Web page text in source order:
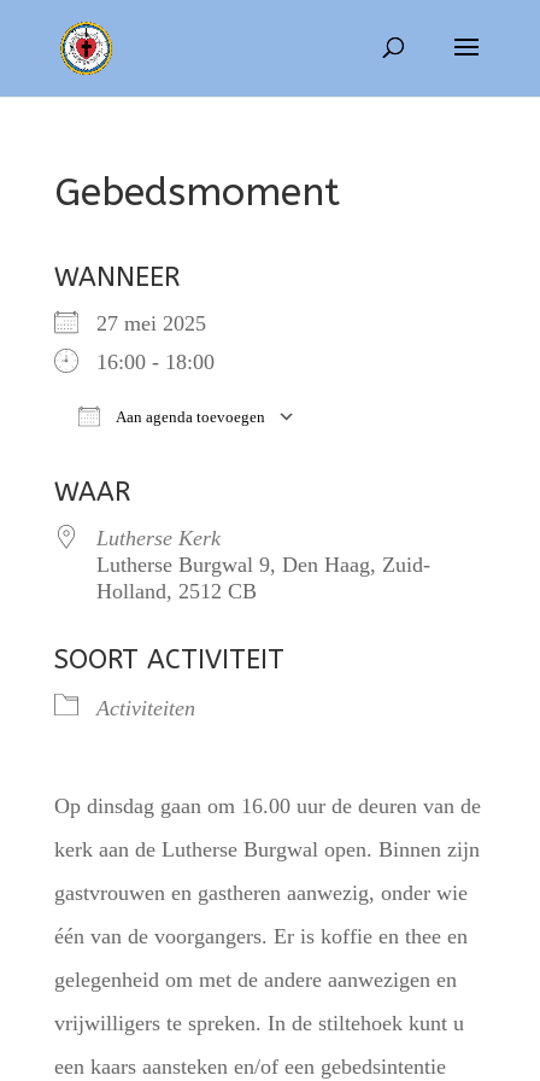
Gebedsmoment
WANNEER
27 mei 2025
16:00 - 18:00
Aan agenda toevoegen
WAAR
Lutherse Kerk
Lutherse Burgwal 9, Den Haag, Zuid-
Holland, 2512 CB
SOORT ACTIVITEIT
Activiteiten
Op dinsdag gaan om 16.00 uur de deuren van de
kerk aan de Lutherse Burgwal open. Binnen zijn
gastvrouwen en gastheren aanwezig, onder wie
één van de voorgangers. Er is koffie en thee en
gelegenheid om met de andere aanwezigen en
vrijwilligers te spreken. In de stiltehoek kunt u
een kaars aansteken en/of een gebedsintentie